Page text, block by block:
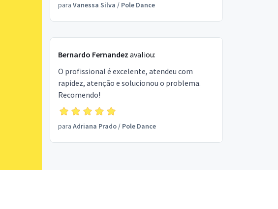
para Vanessa Silva / Pole Dance
Bernardo Fernandez avaliou:
O profissional é excelente, atendeu com
rapidez, atenção e solucionou o problema.
Recomendo!
para Adriana Prado/ Pole Dance